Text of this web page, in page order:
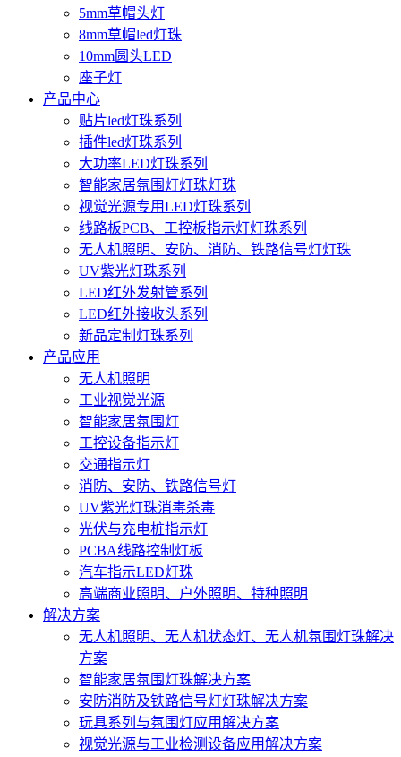
5mm草帽头灯
8mm草帽led灯珠
10mm圆头LED
座子灯
产品中心
贴片led灯珠系列
插件led灯珠系列
大功率LED灯珠系列
智能家居氛围灯灯珠灯珠
视觉光源专用LED灯珠系列
线路板PCB、工控板指示灯灯珠系列
无人机照明、安防、消防、铁路信号灯灯珠
UV紫光灯珠系列
LED红外发射管系列
LED红外接收头系列
新品定制灯珠系列
产品应用
无人机照明
工业视觉光源
智能家居氛围灯
工控设备指示灯
交通指示灯
消防、安防、铁路信号灯
UV紫光灯珠消毒杀毒
光伏与充电桩指示灯
PCBA线路控制灯板
汽车指示LED灯珠
高端商业照明、户外照明、特种照明
解决方案
无人机照明、无人机状态灯、无人机氛围灯珠解决
方案
智能家居氛围灯珠解决方案
安防消防及铁路信号灯灯珠解决方案
玩具系列与氛围灯应用解决方案
视觉光源与工业检测设备应用解决方案